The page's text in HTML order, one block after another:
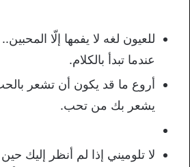
للعيون لغه لا يفمها إلّا
عندما تبدأ بالكلام.
أروع ما قد يكون أن تشعر
يشعر بك من تحب.
لا تلوميني إذا لم أنظر إليك